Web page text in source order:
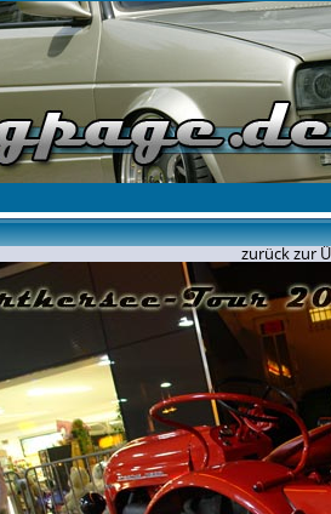
zurück zur